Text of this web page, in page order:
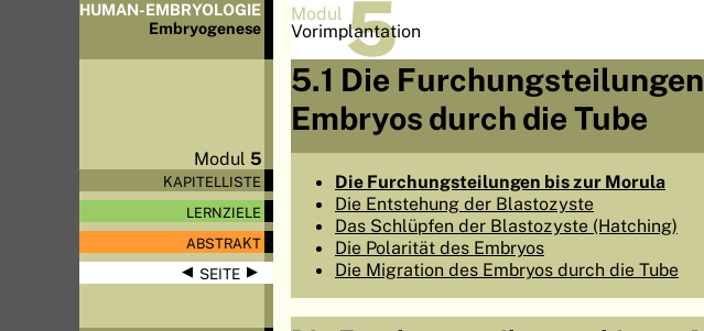
HUMAN-EMBRYOLOGIE
Embryogenese
Modul5
KAPITELLISTE
LERNZIELE
ABSTRAKT
◀ SEITE▶
Modul 5
Vorimplantation
5.1 Die
Embryos durch die Tube
Die Furchungsteilungen bis zur Morula
Die Entstehung der Blastozyste
Das Schlüpfen der Blastozyste (Hatching)
Die Polarität des Embryos
Die Migration des Embryos durch die Tube